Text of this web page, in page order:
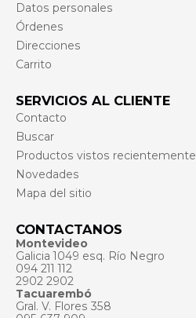
Datos personales
Órdenes
Direcciones
Carrito
SERVICIOS AL CLIENTE
Contacto
Buscar
Productos vistos recientemente
Novedades
Mapa del sitio
CONTACTANOS
Montevideo
Galicia 1049 esq. Río Negro
094 211 112
2902 2902
Tacuarembó
Gral. V. Flores 358